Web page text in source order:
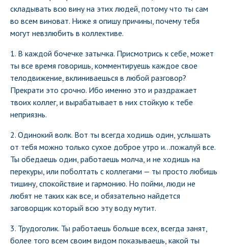
складывать всю вину на этих людей, потому что ты сам
во всем виноват. Ниже я опишу причины, почему тебя
могут невзлюбить в коллективе.
1. В каждой бочечке затычка. Присмотрись к себе, может
ты все время говоришь, комментируешь каждое свое
телодвижение, вклиниваешься в любой разговор?
Прекрати это срочно. Ибо именно это и раздражает
твоих коллег, и вырабатывает в них стойкую к тебе
неприязнь.
2. Одинокий волк. Вот ты всегда ходишь один, услышать
от тебя можно только сухое доброе утро и…пожалуй все.
Ты обедаешь один, работаешь молча, и не ходишь на
перекуры, или поболтать с коллегами — ты просто любишь
тишину, спокойствие и гармонию. Но пойми, люди не
любят не таких как все, и обязательно найдется
заговорщик который всю эту воду мутит.
3. Трудоголик. Ты работаешь больше всех, всегда занят,
более того всем своим видом показываешь, какой ты